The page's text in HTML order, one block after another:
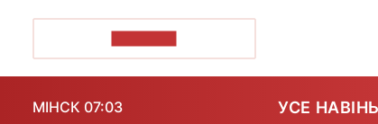
МІНСК 07:03 УСЕ